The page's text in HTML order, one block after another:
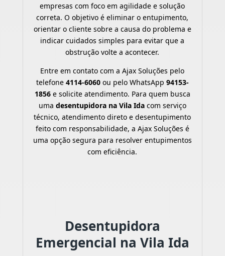
empresas com foco em agilidade e solução
correta. O objetivo é eliminar o entupimento,
orientar o cliente sobre a causa do problema e
indicar cuidados simples para evitar que a
obstrução volte a acontecer.
Entre em contato com a Ajax Soluções pelo
telefone 4114-6060ou pelo WhatsApp 94153-
1856e solicite atendimento. Para quem busca
uma desentupidora na Vila Idacom serviço
técnico, atendimento direto e desentupimento
feito com responsabilidade, a Ajax Soluções é
uma opção segura para resolver entupimentos
com eficiência.
Desentupidora
Emergencial na Vila Ida